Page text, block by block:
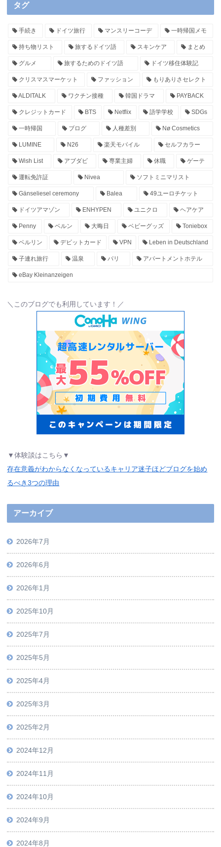
タグ
手続き ドイツ旅行 マンスリーコーデ 一時帰国メモ
持ち物リスト 旅するドイツ語 スキンケア まとめ
グルメ 旅するためのドイツ語 ドイツ移住体験記
クリスマスマーケット ファッション もりありさセレクト
ALDITALK ワクチン接種 韓国ドラマ PAYBACK
クレジットカード BTS Netflix 語学学校 SDGs
一時帰国 ブログ 人種差別 Nø Cosmetics
LUMINE N26 楽天モバイル セルフカラー
Wish List アブダビ 専業主婦 休職 ゲーテ
運転免許証 Nivea ソフトミニマリスト
Gänseliesel ceremony Balea 49ユーロチケット
ドイツアマゾン ENHYPEN ユニクロ ヘアケア
Penny ベルン 大晦日 ベビーグッズ Toniebox
ベルリン デビットカード VPN Leben in Deutschland
子連れ旅行 温泉 パリ アパートメントホテル
eBay Kleinanzeigen
＼このブログでも利用しています！／
▼体験談はこちら▼
存在意義がわからなくなっているキャリア迷子ほどブログを始め
るべき3つの理由
アーカイブ
2026年7月
2026年6月
2026年1月
2025年10月
2025年7月
2025年5月
2025年4月
2025年3月
2025年2月
2024年12月
2024年11月
2024年10月
2024年9月
2024年8月